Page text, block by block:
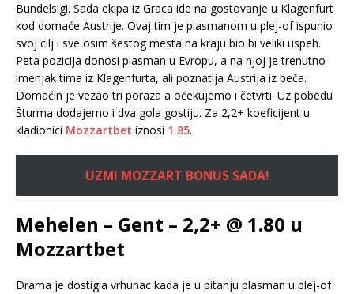
Bundelsigi. Sada ekipa iz Graca ide na gostovanje u Klagenfurt
kod domaće Austrije. Ovaj tim je plasmanom u plej-of ispunio
svoj cilj i sve osim šestog mesta na kraju bio bi veliki uspeh.
Peta pozicija donosi plasman u Evropu, a na njoj je trenutno
imenjak tima iz Klagenfurta, ali poznatija Austrija iz beča.
Domaćin je vezao tri poraza a očekujemo i četvrti. Uz pobedu
Šturma dodajemo i dva gola gostiju. Za 2,2+ koeficijent u
kladionici Mozzartbet iznosi 1.85.
UZMI MOZZART BONUS SADA!
Mehelen – Gent – 2,2+ @ 1.80 u
Mozzartbet
Drama je dostigla vrhunac kada je u pitanju plasman u plej-of